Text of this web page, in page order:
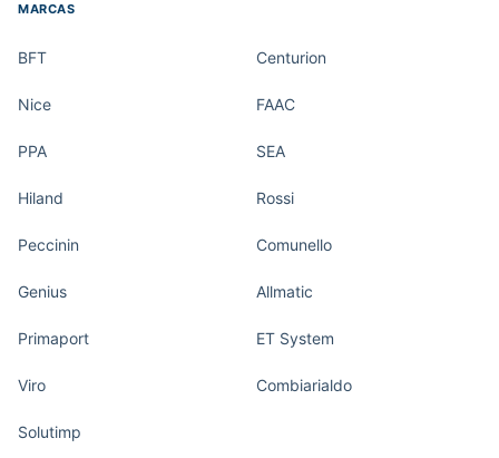
MARCAS
BFT Centurion
Nice FAAC
PPA SEA
Hiland Rossi
Peccinin Comunello
Genius Allmatic
Primaport ET System
Viro Combiarialdo
Solutimp